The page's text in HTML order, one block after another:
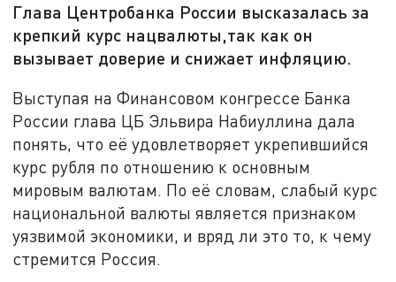
Глава Центробанка России высказалась за
крепкий курс нацвалюты,так как он
вызывает доверие и снижает инфляцию.
Выступая на Финансовом конгрессе Банка
России глава ЦБ Эльвира Набиуллина дала
понять, что её удовлетворяет укрепившийся
курс рубля по отношению к основным
мировым валютам. По её словам, слабый курс
национальной валюты является признаком
уязвимой экономики, и вряд ли это то, к чему
стремится Россия.